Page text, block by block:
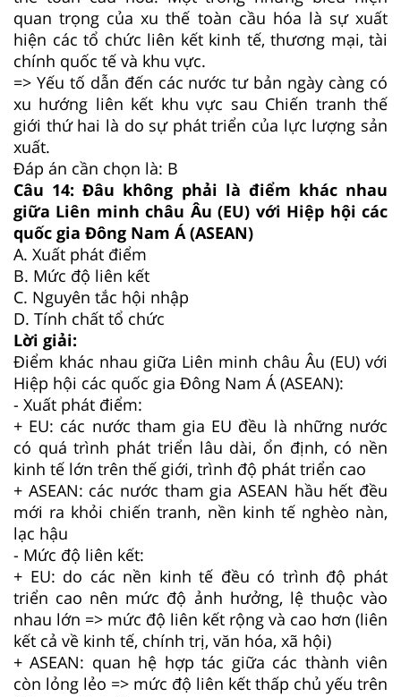
quan trọng của xu thế toàn cầu hóa là sự xuất
hiện các tổ chức liên kết kinh tế, thương mại, tài
chính quốc tế và khu vực.
=> Yếu tố dẫn đến các nước tư bản ngày càng có
xu hướng liên kết khu vực sau Chiến tranh thế
giới thứ hai là do sự phát triển của lực lượng sản
xuất.
Đáp án cần chọn là: B
Câu 14:Đâu không phải là điểm khác nhau
giữa Liên minh châu Âu (EU) với Hiệp hội các
quốc gia Đông Nam Á (ASEAN)
A. Xuất phát điểm
B. Mức độ liên kết
C. Nguyên tắc hội nhập
D. Tính chất tổ chức
Lời giải:
Điểm khác nhau giữa Liên minh châu Âu (EU) với
Hiệp hội các quốc gia Đông Nam Á (ASEAN):
- Xuất phát điểm:
+ EU: các nước tham gia EU đều là những nước
có quá trình phát triển lâu dài, ổn định, có nền
kinh tế lớn trên thế giới, trình độ phát triển cao
+ ASEAN: các nước tham gia ASEAN hầu hết đều
mới ra khỏi chiến tranh, nền kinh tế nghèo nàn,
lạc hậu
- Mức độ liên kết:
+ EU: do các nền kinh tế đều có trình độ phát
triển cao nên mức độ ảnh hưởng, lệ thuộc vào
nhau lớn => mức độ liên kết rộng và cao hơn (liên
kết cả về kinh tế, chính trị, văn hóa, xã hội)
+ ASEAN: quan hệ hợp tác giữa các thành viên
còn lỏng lẻo => mức độ liên kết thấp chủ yếu trên